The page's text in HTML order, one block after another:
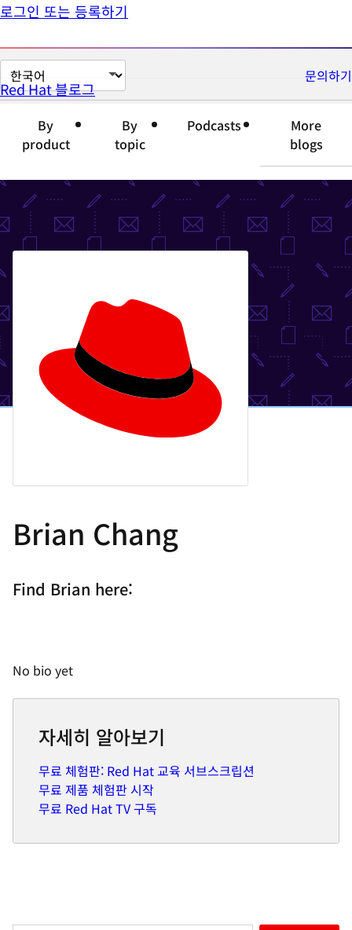
로그인 또는 등록하기
페
이
변
문의하기
Red Hat 블로그
By
product
By
topic
Podcasts
More
blogs
Brian Chang
Find Brian here:
No bio yet
자세히 알아보기
무료 체험판: Red Hat 교육 서브스크립션
무료 제품 체험판 시작
무료 Red Hat TV 구독